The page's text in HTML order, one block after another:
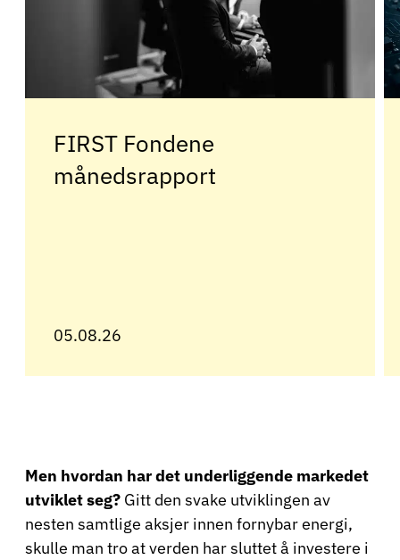
FIRST Fondene
månedsrapport
05.08.26
Men hvordan har det underliggende markedet
utviklet seg? Gitt den svake utviklingen av
nesten samtlige aksjer innen fornybar energi,
skulle man tro at verden har sluttet å investere i